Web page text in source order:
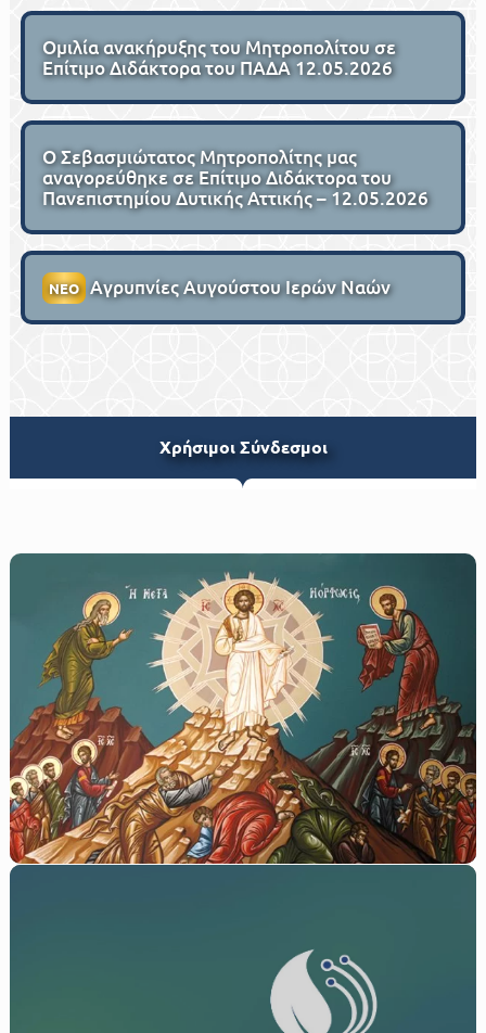
Ομιλία ανακήρυξης του Μητροπολίτου σε
Επίτιμο Διδάκτορα του ΠΑΔΑ 12.05.2026
Ο Σεβασμιώτατος Μητροπολίτης μας
αναγορεύθηκε σε Επίτιμο Διδάκτορα του
Πανεπιστημίου Δυτικής Αττικής – 12.05.2026
ΝΕΟ Αγρυπνίες Αυγούστου Ιερών Ναών
Xρήσιμοι Σύνδεσμοι